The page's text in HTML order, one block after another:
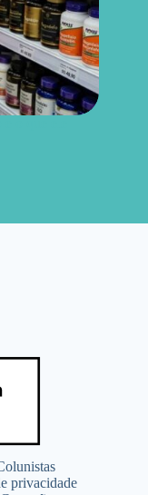
privacidade